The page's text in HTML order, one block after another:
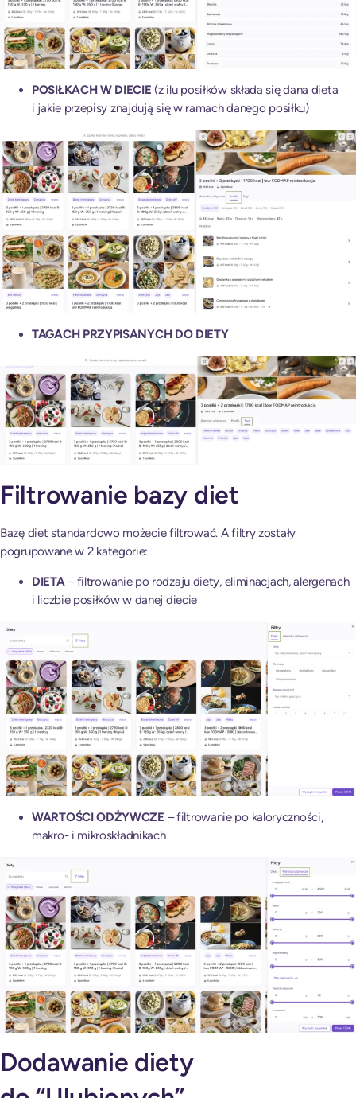
POSIŁKACH W DIECIE(z ilu posiłków składa się dana dieta
i jakie przepisy znajdują się w ramach danego posiłku)
TAGACH PRZYPISANYCH DO DIETY
Filtrowanie bazy diet
Bazę diet standardowo możecie filtrować. A filtry zostały
pogrupowane w 2 kategorie:
DIETA– filtrowanie po rodzaju diety, eliminacjach, alergenach
i liczbie posiłków w danej diecie
WARTOŚCI ODŻYWCZE – filtrowanie po kaloryczności,
makro- i mikroskładnikach
Dodawanie diety